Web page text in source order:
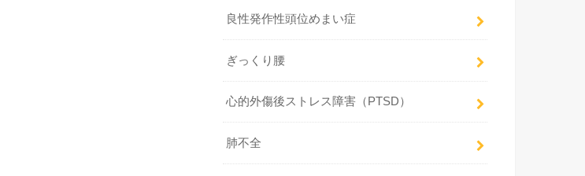
良性発作性頭位めまい症
ぎっくり腰
心的外傷後ストレス障害（PTSD）
肺不全